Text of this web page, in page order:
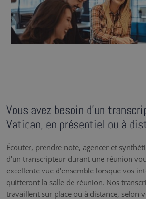
Vous avez besoin d’un
Vatican, en présentiel ou à
Écouter, prendre note, agencer et
d'un transcripteur durant une réunion
excellente vue d'ensemble lorsque vos
quitteront la salle de réunion. Nos
travaillent sur place ou à distance, selon